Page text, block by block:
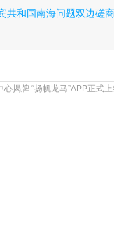
共和国南海问题双边磋
揭牌 “扬帆龙马”APP正式